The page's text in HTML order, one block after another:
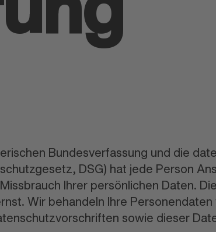
Bundesverfassung und die
DSG) hat jede Person
Ihrer persönlichen Daten.
Wir behandeln Ihre
sowie dieser